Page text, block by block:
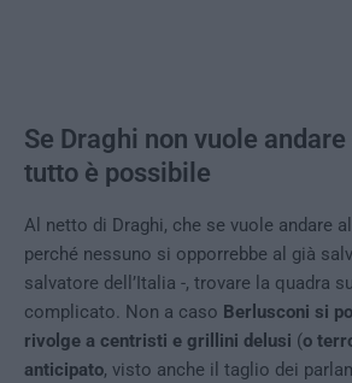
Se Draghi non vuole
tutto è possibile
Al netto di Draghi, che se vuole andare
perché nessuno si opporrebbe al già
salvatore dell’Italia -, trovare la quadra
complicato. Non a caso Berlusconi si
rivolge a centristi e grillini delusi (o
anticipato, visto anche il taglio dei